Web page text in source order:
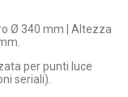
Ø 340 mm | Altezza
per punti luce
seriali).